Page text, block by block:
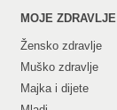
MOJE ZDRAVLJE
Žensko zdravlje
Muško zdravlje
Majka i dijete